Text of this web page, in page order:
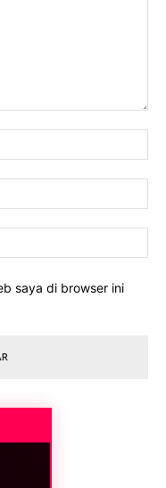
saya di browser ini